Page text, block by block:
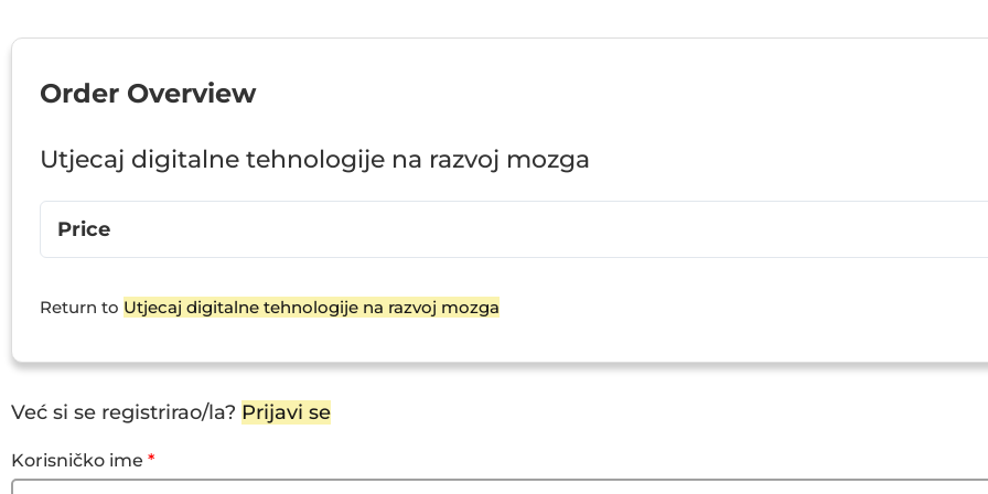
Order Overview
Utjecaj digitalne tehnologije na razvoj mozga
Price
Return to Utjecaj digitalne tehnologije na razvoj mozga
Već si se registrirao/la? Prijavi se
Korisničko ime *